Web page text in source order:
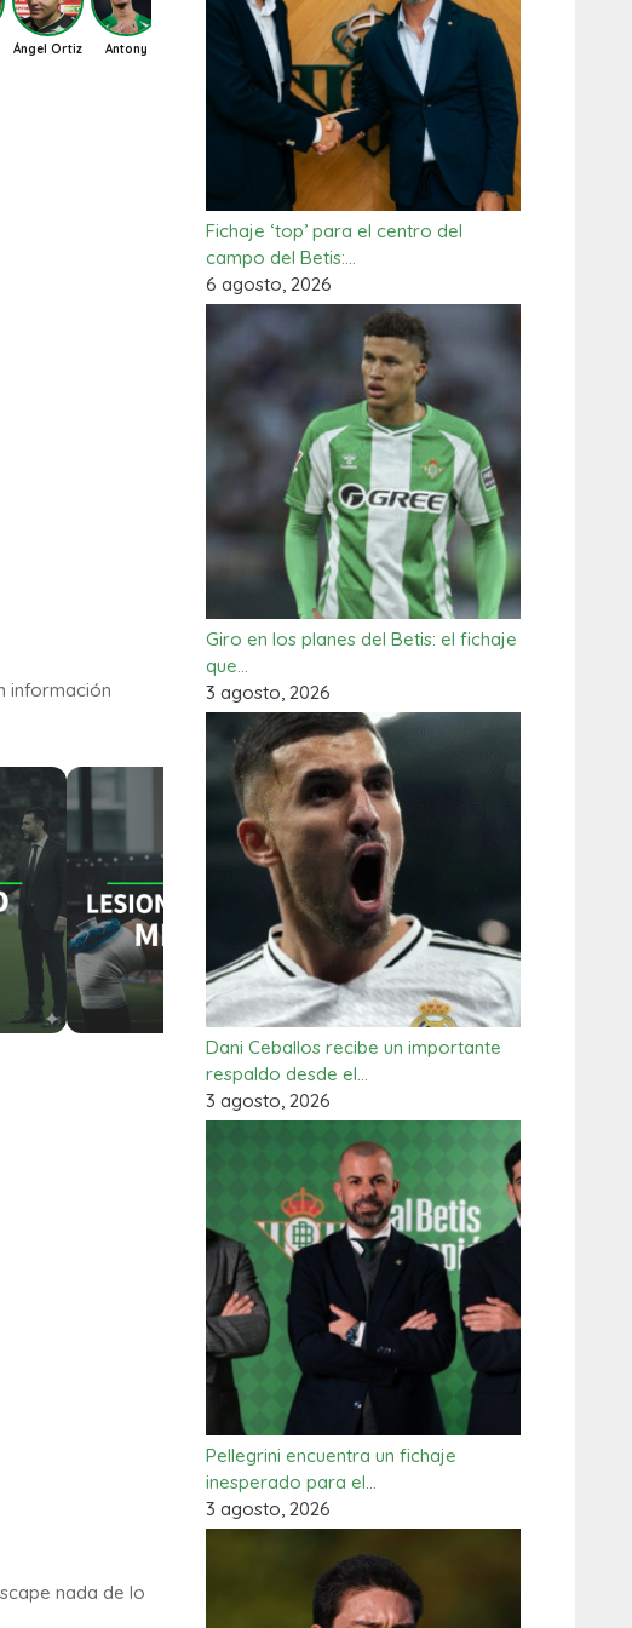
Amrabat Ángel Ortiz Antony Bakambu Bartra Bellerín
información
nada de lo
Fichaje ‘top’ para el centro del
campo del Betis:…
6 agosto, 2026
Giro en los planes del Betis: el fichaje
que…
3 agosto, 2026
Dani Ceballos recibe un importante
respaldo desde el…
3 agosto, 2026
Pellegrini encuentra un fichaje
inesperado para el…
3 agosto, 2026